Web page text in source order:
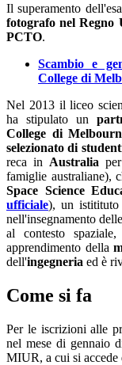
Il superamento
fotografo nel Regno
PCTO.
Scambio e
College di
Nel 2013 il liceo
ha stipulato un
College di
selezionato di
reca in Australia
famiglie australiane),
Space Science
ufficiale), un istitituto
nell'insegnamento
al contesto
apprendimento della
dell'ingegneria ed è
Come si fa
Per le iscrizioni alle
nel mese di gennaio
MIUR, a cui si accede